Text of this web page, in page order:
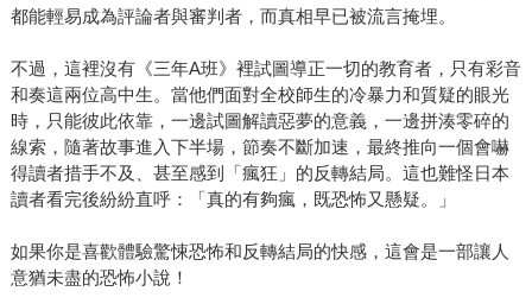
都能輕易成為評論者與審判者，而真相早已被流言掩埋。
不過，這裡沒有《三年A班》裡試圖導正一切的教育者，只有彩音
和奏這兩位高中生。當他們面對全校師生的冷暴力和質疑的眼光
時，只能彼此依靠，一邊試圖解讀惡夢的意義，一邊拼湊零碎的
線索，隨著故事進入下半場，節奏不斷加速，最終推向一個會嚇
得讀者措手不及、甚至感到「瘋狂」的反轉結局。這也難怪日本
讀者看完後紛紛直呼：「真的有夠瘋，既恐怖又懸疑。」
如果你是喜歡體驗驚悚恐怖和反轉結局的快感，這會是一部讓人
意猶未盡的恐怖小說！